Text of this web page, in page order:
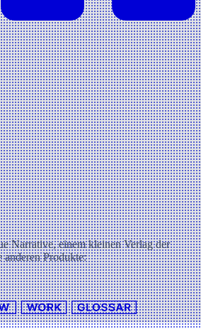
Narrative, einem kleinen Verlag der
anderen Produkte: